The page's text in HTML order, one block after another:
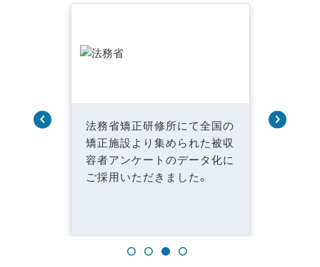
法務省矯正研修所にて全国の
矯正施設より集められた被収
容者アンケートのデータ化に
ご採用いただきました。